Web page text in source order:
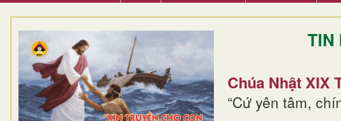
TIN
Chúa Nhật XIX
“Cứ yên tâm,